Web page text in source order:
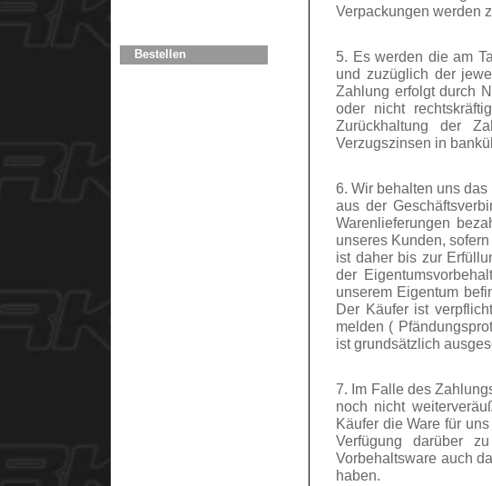
Bestellen
Verpackungen werden
5. Es werden die am
und zuzüglich der
Zahlung erfolgt durch
oder nicht
Zurückhaltung der
Verzugszinsen in
6. Wir behalten uns
aus der
Warenlieferungen
unseres Kunden,
ist daher bis zur
der
unserem Eigentum
Der Käufer ist
melden (
ist grundsätzlich
7. Im Falle des
noch nicht
Käufer die Ware für
Verfügung darüber
Vorbehaltsware auch
haben.